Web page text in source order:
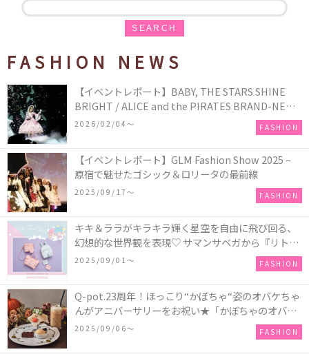
SEARCH
FASHION NEWS
【イベントレポート】BABY, THE STARS SHINE
BRIGHT / ALICE and the PIRATES BRAND-NEW
COLLECTION in TOKYO
2026/02/04〜 FASHION
【イベントレポート】GLM Fashion Show 2025 –
原宿で魅せたゴシック＆ロリータの最前線
2025/09/17〜 FASHION
キキ＆ララがキラキラ輝く星空を自由に飛び回る、
幻想的な世界観を表現♡ サマンサベガから『リトル
ツインスターズ』50周年アニバーサリーイヤー』を
2025/09/01〜 FASHION
Q-pot.23周年！ほっこり“かぼちゃ“姿のオバケちゃ
んがアニバーサリーをお祝い★「かぼちゃのオバケ
ーキアクセサリー」が新発売！Q-pot CAFE.では
「かぼちゃのオバケーキプレート」も登場
2025/09/06〜 FASHION